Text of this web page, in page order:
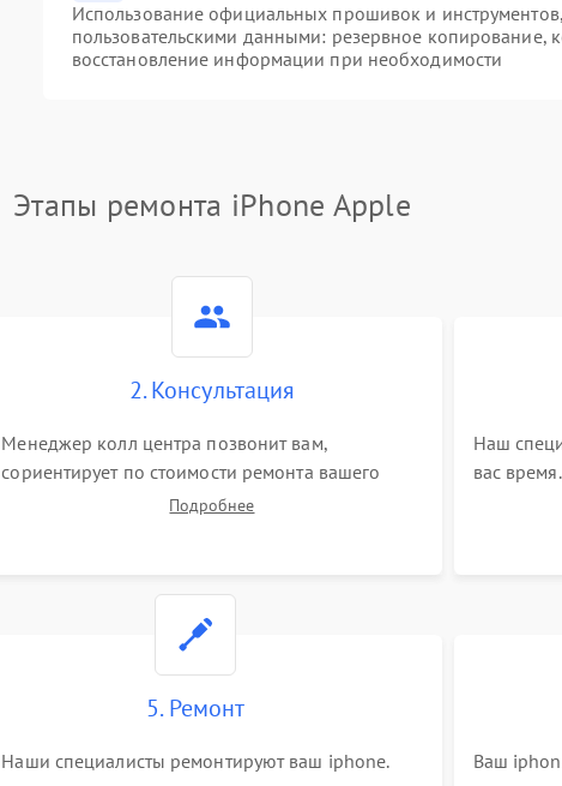
Использование официальных прошивок и
пользовательскими данными: резервное копирование,
восстановление информации при необходимости
Этапы ремонта iPhone Apple
2. Консультация
Менеджер колл центра позвонит вам,
сориентирует по стоимости ремонта вашего
iphone а также ответит на все ваши вопросы.
Подробнее
Наш
вас
склад
5. Ремонт
Наши специалисты ремонтируют ваш iphone.
Ваш